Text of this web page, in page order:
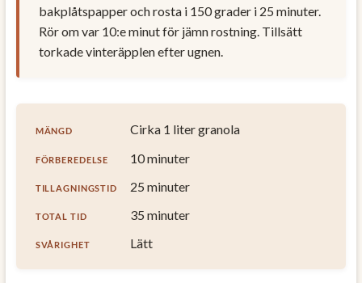
bakplåtspapper och rosta i 150 grader i 25 minuter.
Rör om var 10:e minut för jämn rostning. Tillsätt
torkade vinteräpplen efter ugnen.
MÄNGD Cirka 1 liter granola
FÖRBEREDELSE 10 minuter
TILLAGNINGSTID 25 minuter
TOTAL TID 35 minuter
SVÅRIGHET Lätt